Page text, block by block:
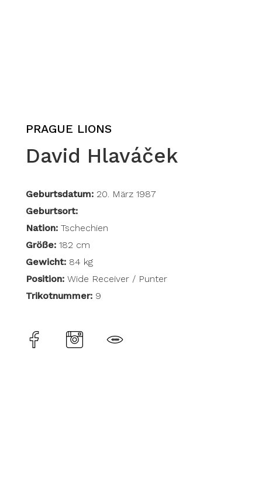
PRAGUE LIONS
David Hlaváček
Geburtsdatum:20. März 1987
Geburtsort:
Nation:Tschechien
Größe:182 cm
Gewicht:84 kg
Position:Wide Receiver / Punter
Trikotnummer: 9